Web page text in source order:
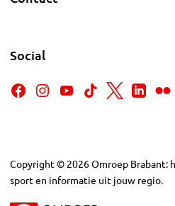
Social
Copyright © 2026Omroep Brabant:
sport en informatie uit jouw regio.